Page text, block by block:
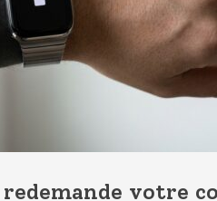
votre